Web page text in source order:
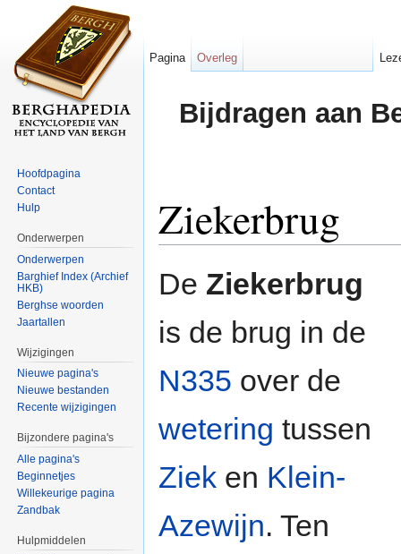
Bijdragen aan
Ziekerbrug
De Ziekerbrug
is de brug in de
N335 over de
wetering tussen
Ziek en Klein-
Azewijn. Ten
Pagina Overleg
Hoofdpagina
Contact
Hulp
Onderwerpen
Onderwerpen
Barghief Index (Archief
HKB)
Berghse woorden
Jaartallen
Wijzigingen
Nieuwe pagina's
Nieuwe bestanden
Recente wijzigingen
Bijzondere pagina's
Alle pagina's
Beginnetjes
Willekeurige pagina
Zandbak
Hulpmiddelen